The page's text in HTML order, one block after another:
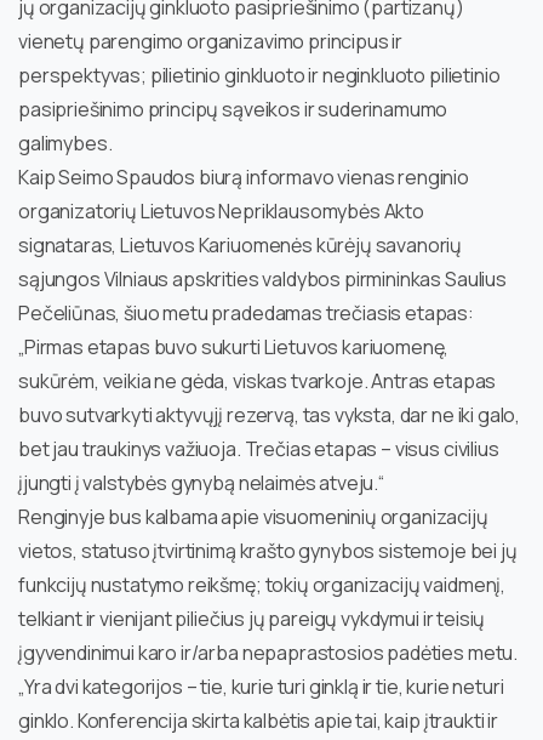
jų organizacijų ginkluoto pasipriešinimo (partizanų)
vienetų parengimo organizavimo principus ir
perspektyvas; pilietinio ginkluoto ir neginkluoto pilietinio
pasipriešinimo principų sąveikos ir suderinamumo
galimybes.
Kaip Seimo Spaudos biurą informavo vienas renginio
organizatorių Lietuvos Nepriklausomybės Akto
signataras, Lietuvos Kariuomenės kūrėjų savanorių
sąjungos Vilniaus apskrities valdybos pirmininkas Saulius
Pečeliūnas, šiuo metu pradedamas trečiasis etapas:
„Pirmas etapas buvo sukurti Lietuvos kariuomenę,
sukūrėm, veikia ne gėda, viskas tvarkoje. Antras etapas
buvo sutvarkyti aktyvųjį rezervą, tas vyksta, dar ne iki galo,
bet jau traukinys važiuoja. Trečias etapas – visus civilius
įjungti į valstybės gynybą nelaimės atveju.“
Renginyje bus kalbama apie visuomeninių organizacijų
vietos, statuso įtvirtinimą krašto gynybos sistemoje bei jų
funkcijų nustatymo reikšmę; tokių organizacijų vaidmenį,
telkiant ir vienijant piliečius jų pareigų vykdymui ir teisių
įgyvendinimui karo ir/arba nepaprastosios padėties metu.
„Yra dvi kategorijos – tie, kurie turi ginklą ir tie, kurie neturi
ginklo. Konferencija skirta kalbėtis apie tai, kaip įtraukti ir